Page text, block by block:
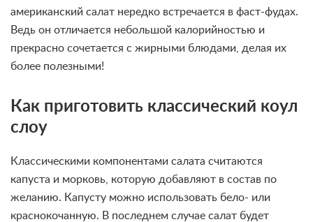
американский салат нередко встречается в фаст-фудах.
Ведь он отличается небольшой калорийностью и
прекрасно сочетается с жирными блюдами, делая их
более полезными!
Как приготовить классический коул
слоу
Классическими компонентами салата считаются
капуста и морковь, которую добавляют в состав по
желанию. Капусту можно использовать бело- или
краснокочанную. В последнем случае салат будет